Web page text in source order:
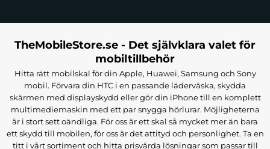
TheMobileStore.se - Det självklara valet för
mobiltillbehör
Hitta rätt mobilskal för din Apple, Huawei, Samsung och Sony
mobil. Förvara din HTC i en passande läderväska, skydda
skärmen med displayskydd eller gör din iPhone till en komplett
multimediemaskin med ett par snygga hörlurar. Möjligheterna
är i stort sett oändliga. För oss är ett skal så mycket mer än bara
ett skydd till mobilen, för oss är det attityd och personlighet. Ta en
titt i vårt sortiment och hitta prisvärda lösningar som passar till